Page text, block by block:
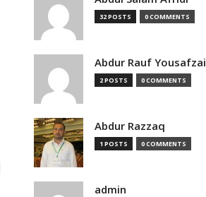
32 POSTS 0 COMMENTS
Abdur Rauf Yousafzai
2 POSTS 0 COMMENTS
Abdur Razzaq
1 POSTS 0 COMMENTS
admin